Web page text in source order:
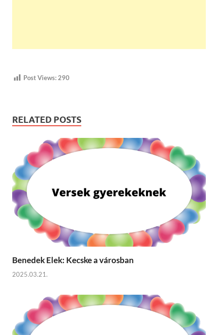
Post Views:290
RELATED POSTS
Benedek Elek: Kecske a városban
2025.03.21.